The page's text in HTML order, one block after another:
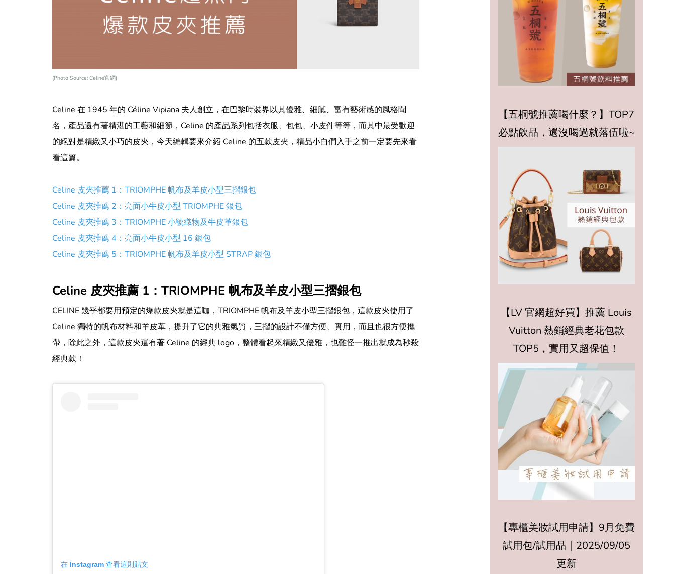
(Photo Source: Celine官網)
Celine 在 1945 年的 Céline Vipiana 夫人創立，在巴黎時裝界以其優雅、細膩、富有藝術感的風格聞
名，產品還有著精湛的工藝和細節，Celine 的產品系列包括衣服、包包、小皮件等等，而其中最受歡迎
的絕對是精緻又小巧的皮夾，今天編輯要來介紹 Celine 的五款皮夾，精品小白們入手之前一定要先來看
看這篇。
Celine 皮夾推薦 1：TRIOMPHE 帆布及羊皮小型三摺銀包
Celine 皮夾推薦 2：亮面小牛皮小型 TRIOMPHE 銀包
Celine 皮夾推薦 3：TRIOMPHE 小號織物及牛皮革銀包
Celine 皮夾推薦 4：亮面小牛皮小型 16 銀包
Celine 皮夾推薦 5：TRIOMPHE 帆布及羊皮小型 STRAP 銀包
Celine 皮夾推薦 1：TRIOMPHE 帆布及羊皮小型三摺銀包
CELINE 幾乎都要用預定的爆款皮夾就是這咖，TRIOMPHE 帆布及羊皮小型三摺銀包，這款皮夾使用了
Celine 獨特的帆布材料和羊皮革，提升了它的典雅氣質，三摺的設計不僅方便、實用，而且也很方便攜
帶，除此之外，這款皮夾還有著 Celine 的經典 logo，整體看起來精緻又優雅，也難怪一推出就成為秒殺
經典款！
在 Instagram 查看這則貼文
【五桐號推薦喝什麼？】TOP7
必點飲品，還沒喝過就落伍啦~
【LV 官網超好買】推薦 Louis
Vuitton 熱銷經典老花包款
TOP5，實用又超保值！
【專櫃美妝試用申請】9月免費
試用包/試用品｜2025/09/05
更新